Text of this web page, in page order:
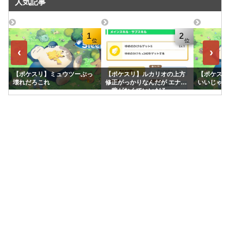
‹
1
【ポケスリ】ミュウツーぶっ
壊れだろこれ
2
【ポケスリ】ルカリオの上方
修正がっかりなんだが エナジ
ー稼がなくていいだろ
【ポケス
いいじゃん
›